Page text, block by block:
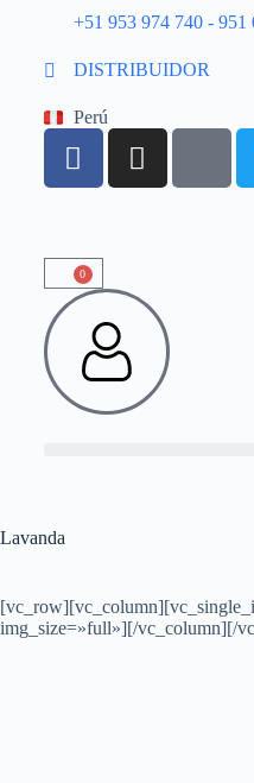
+51 953 974 740 - 951
DISTRIBUIDOR
Perú
0
Lavanda
img_size=»full»][/vc_column][/